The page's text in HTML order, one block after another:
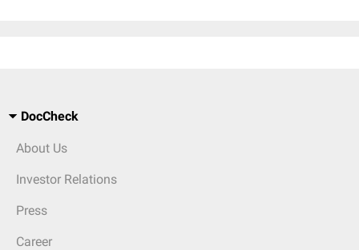
DocCheck
About Us
Investor Relations
Press
Career